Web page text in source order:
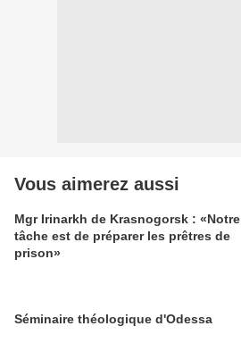
Vous aimerez aussi
Mgr Irinarkh de Krasnogorsk : «Notre
tâche est de préparer les prêtres de
prison»
Séminaire théologique d'Odessa